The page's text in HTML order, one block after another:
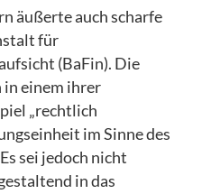
äußerte auch scharfe
für
(BaFin). Die
einem ihrer
„rechtlich
im Sinne des
sei jedoch nicht
in das